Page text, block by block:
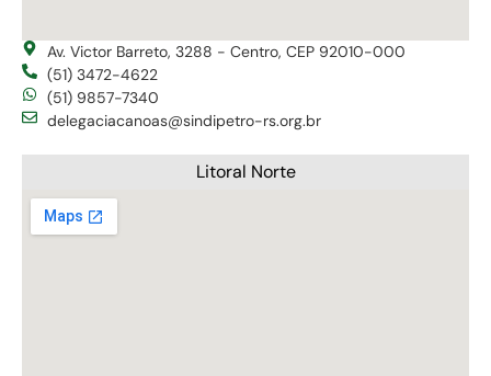
Av. Victor Barreto, 3288 - Centro, CEP 92010-000
(51) 3472-4622
(51) 9857-7340
delegaciacanoas@sindipetro-rs.org.br
Litoral Norte